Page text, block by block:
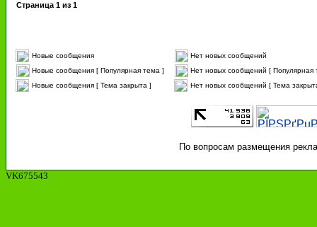
Страница 1 из 1
Новые сообщения
Нет новых сообщений
Новые сообщения [ Популярная тема ]
Нет новых сообщений [ Популярная
Новые сообщения [ Тема закрыта ]
Нет новых сообщений [ Тема
По вопросам размещения
VK675543